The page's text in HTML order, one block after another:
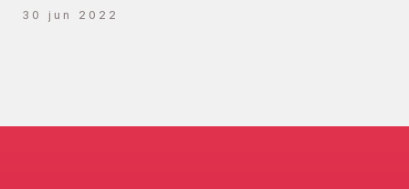
30 jun 2022